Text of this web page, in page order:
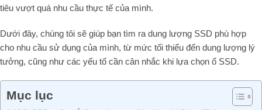
tiêu vượt quá nhu cầu thực tế của mình.
Dưới đây, chúng tôi sẽ giúp bạn tìm ra dung lượng SSD phù hợp
cho nhu cầu sử dụng của mình, từ mức tối thiểu đến dung lượng lý
tưởng, cũng như các yếu tố cần cân nhắc khi lựa chọn ổ SSD.
Mục lục